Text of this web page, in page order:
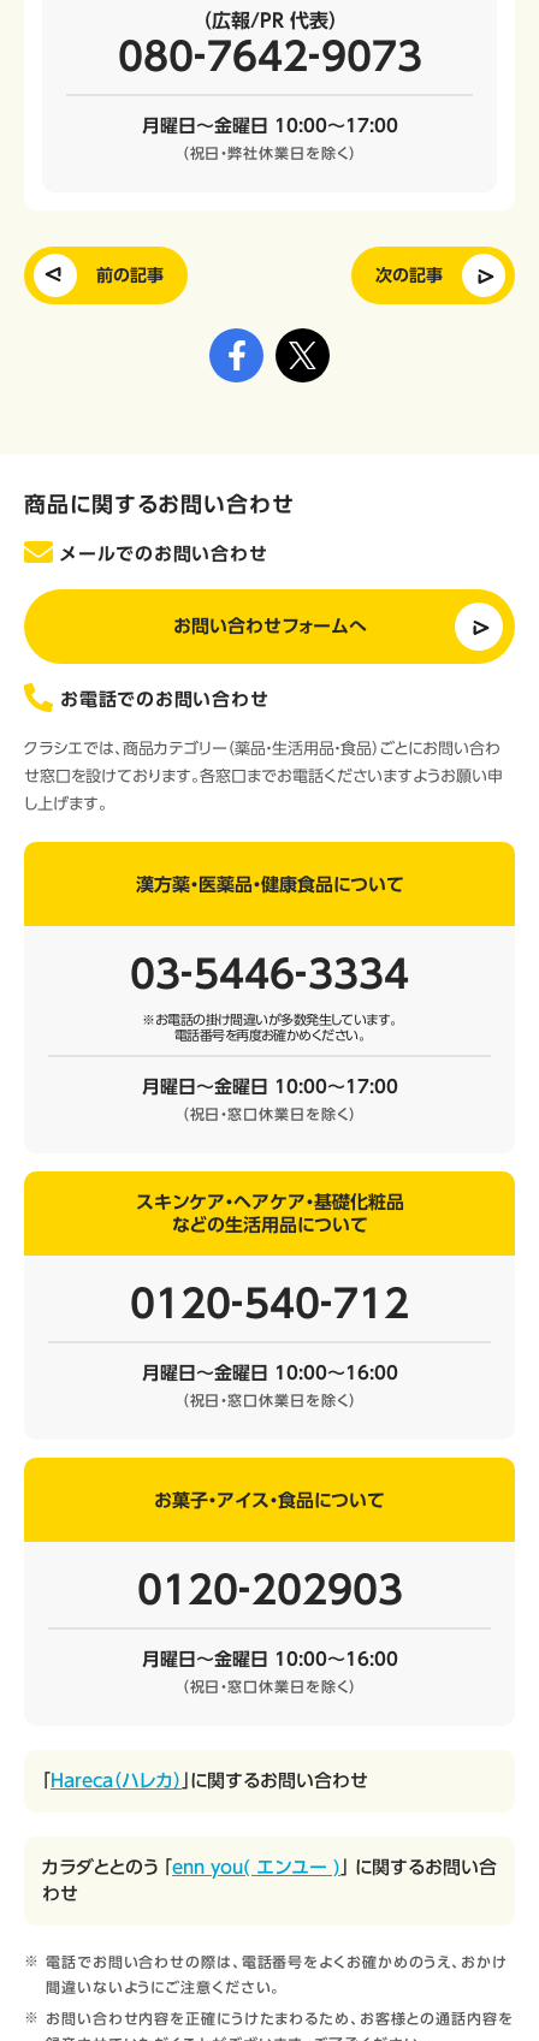
（広報/PR 代表）
080‐7642‐9073
月曜日～金曜日 10:00～17:00
（祝日・弊社休業日を除く）
前の記事 次の記事
商品に関するお問い合わせ
メールでのお問い合わせ
お問い合わせフォームへ
お電話でのお問い合わせ
クラシエでは、商品カテゴリー（薬品・生活用品・食品）ごとにお問い合わ
せ窓口を設けております。各窓口までお電話くださいますようお願い申
し上げます。
漢方薬・医薬品・健康食品について
03‐5446‐3334
※お電話の掛け間違いが多数発生しています。
電話番号を再度お確かめください。
月曜日～金曜日 10:00～17:00
（祝日・窓口休業日を除く）
スキンケア・ヘアケア・基礎化粧品
などの生活用品について
0120‐540‐712
月曜日～金曜日 10:00～16:00
（祝日・窓口休業日を除く）
お菓子・アイス・食品について
0120‐202903
月曜日～金曜日 10:00～16:00
（祝日・窓口休業日を除く）
Hareca（ハレカ） 」に関するお問い合わせ
カラダととのう 「 enn you( エンユー ) 」 に関するお問い合
わせ
電話でお問い合わせの際は、電話番号をよくお確かめのうえ、おかけ
間違いないようにご注意ください。
お問い合わせ内容を正確にうけたまわるため、お客様との通話内容を